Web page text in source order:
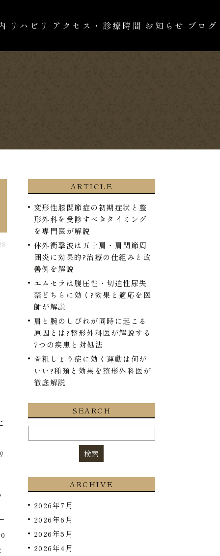
リハビリ アクセス・診療時間 お知らせ ブログ
ARTICLE
変形性膝関節症の初期症状と整
形外科を受診すべきタイミング
を専門医が解説
体外衝撃波は五十肩・肩関節周
囲炎に効果的?治療の仕組みと改
善例を解説
エムセラは腹圧性・切迫性尿失
禁どちらに効く?効果と適応を医
師が解説
肩と腕のしびれが同時に起こる
原因とは?整形外科医が解説する
7つの疾患と対処法
骨粗しょう症に効く運動は何が
いい?種類と効果を整形外科医が
徹底解説
SEARCH
ARCHIVE
2026年7月
2026年6月
2026年5月
2026年4月